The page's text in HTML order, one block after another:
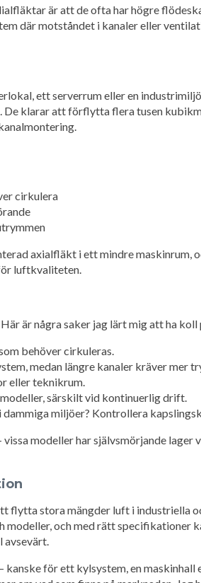
är att de ofta har högre
där motståndet i kanaler eller
ett serverrum eller en
De klarar att förflytta flera tusen
cirkulera
axialfläkt i ett mindre maskinrum,
luftkvaliteten.
är några saker jag lärt mig att ha koll
behöver cirkuleras.
medan längre kanaler kräver mer
eller teknikrum.
särskilt vid kontinuerlig drift.
miljöer? Kontrollera
modeller har självsmörjande lager
flytta stora mängder luft i industriella
modeller, och med rätt specifikationer
för ett kylsystem, en maskinhall